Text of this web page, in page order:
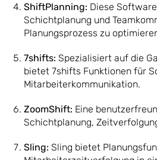
ShiftPlanning: Diese
Schichtplanung und
Planungsprozess zu
7shifts: Spezialisiert auf die
bietet 7shifts Funktionen für
Mitarbeiterkommunikation.
ZoomShift: Eine
Schichtplanung,
Sling: Sling bietet